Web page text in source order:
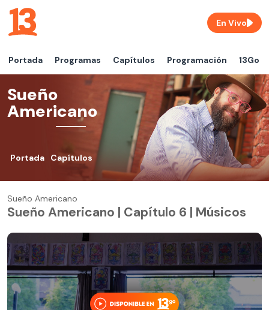
Portada Programas Capítulos Programación 13Go
En Vivo
Sueño
Americano
Portada Capítulos
Sueño Americano
Sueño Americano | Capítulo 6 | Músicos